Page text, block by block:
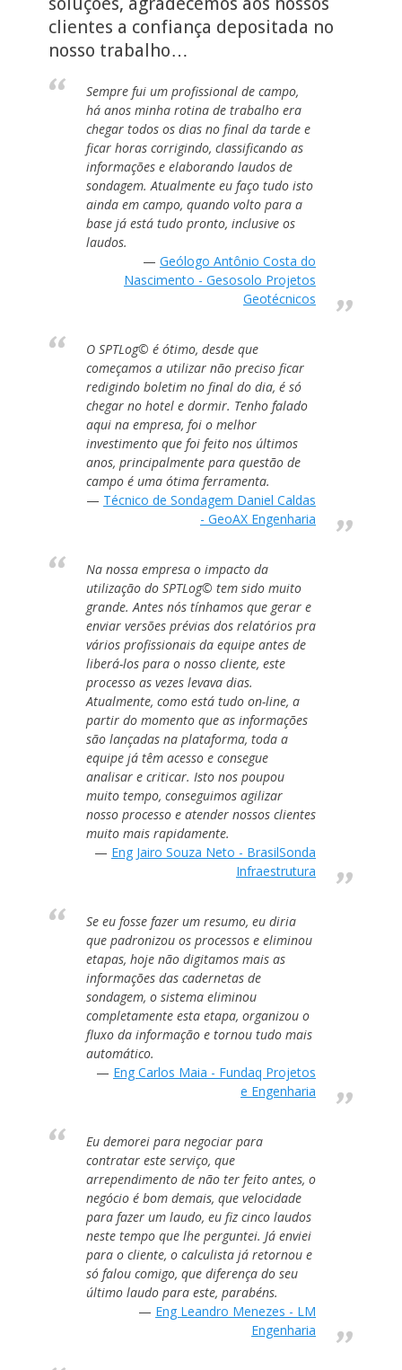
clientes a confiança depositada no
nosso trabalho…
Sempre fui um profissional de campo,
há anos minha rotina de trabalho era
chegar todos os dias no final da tarde e
ficar horas corrigindo, classificando as
informações e elaborando laudos de
sondagem. Atualmente eu faço tudo isto
ainda em campo, quando volto para a
base já está tudo pronto, inclusive os
laudos.
Geólogo Antônio Costa do
Nascimento - Gesosolo Projetos
Geotécnicos
O SPTLog© é ótimo, desde que
começamos a utilizar não preciso ficar
redigindo boletim no final do dia, é só
chegar no hotel e dormir. Tenho falado
aqui na empresa, foi o melhor
investimento que foi feito nos últimos
anos, principalmente para questão de
campo é uma ótima ferramenta.
Técnico de Sondagem Daniel Caldas
- GeoAX Engenharia
Na nossa empresa o impacto da
utilização do SPTLog© tem sido muito
grande. Antes nós tínhamos que gerar e
enviar versões prévias dos relatórios pra
vários profissionais da equipe antes de
liberá-los para o nosso cliente, este
processo as vezes levava dias.
Atualmente, como está tudo on-line, a
partir do momento que as informações
são lançadas na plataforma, toda a
equipe já têm acesso e consegue
analisar e criticar. Isto nos poupou
muito tempo, conseguimos agilizar
nosso processo e atender nossos clientes
muito mais rapidamente.
Eng Jairo Souza Neto - BrasilSonda
Infraestrutura
Se eu fosse fazer um resumo, eu diria
que padronizou os processos e eliminou
etapas, hoje não digitamos mais as
informações das cadernetas de
sondagem, o sistema eliminou
completamente esta etapa, organizou o
fluxo da informação e tornou tudo mais
automático.
Eng Carlos Maia - Fundaq Projetos
e Engenharia
Eu demorei para negociar para
contratar este serviço, que
arrependimento de não ter feito antes, o
negócio é bom demais, que velocidade
para fazer um laudo, eu fiz cinco laudos
neste tempo que lhe perguntei. Já enviei
para o cliente, o calculista já retornou e
só falou comigo, que diferença do seu
último laudo para este, parabéns.
Eng Leandro Menezes - LM
Engenharia